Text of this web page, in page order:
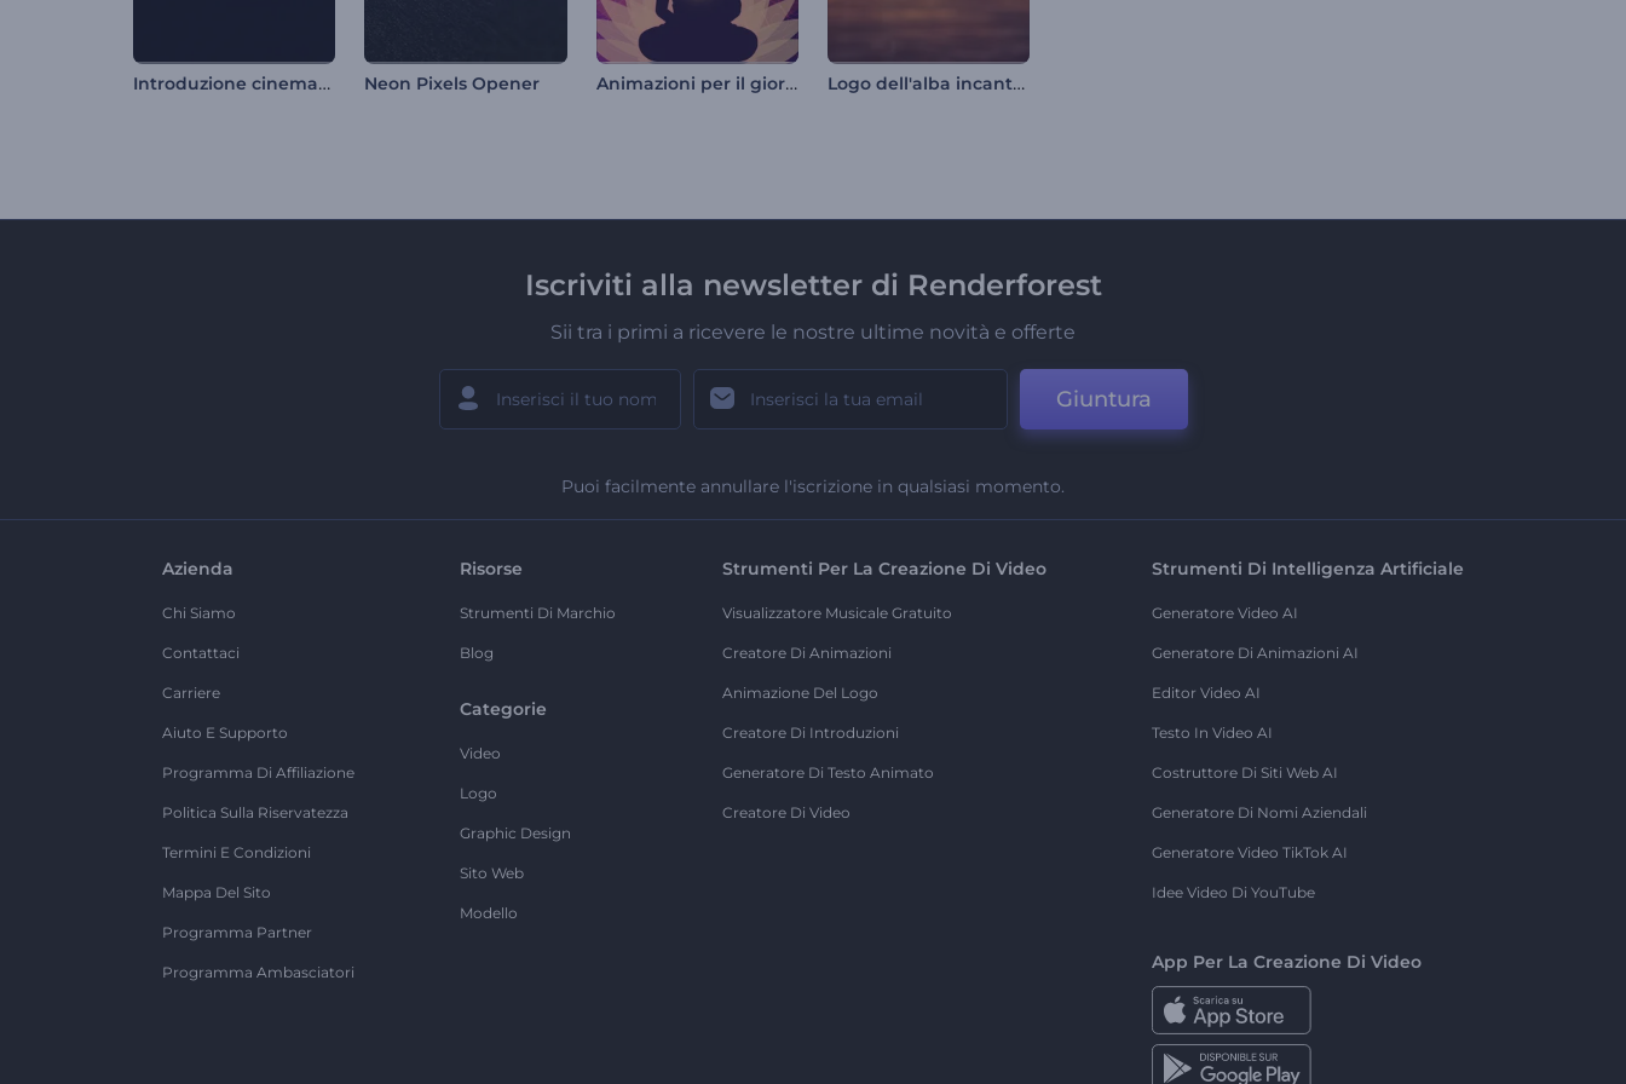
Introduzione cinematografica alla presentazione dell'auto Neon Pixels Opener Animazioni per il giorno di Bodhi Logo dell'alba incantevole
Iscriviti alla newsletter di Renderforest
Sii tra i primi a ricevere le nostre ultime novità e offerte
Giuntura
Puoi facilmente annullare l'iscrizione in qualsiasi momento.
Azienda
Chi Siamo
Contattaci
Carriere
Aiuto E Supporto
Programma Di Affiliazione
Politica Sulla Riservatezza
Termini E Condizioni
Mappa Del Sito
Programma Partner
Programma Ambasciatori
Risorse
Strumenti Di Marchio
Blog
Categorie
Video
Logo
Graphic Design
Sito Web
Modello
Strumenti Per La Creazione Di Video
Visualizzatore Musicale Gratuito
Creatore Di Animazioni
Animazione Del Logo
Creatore Di Introduzioni
Generatore Di Testo Animato
Creatore Di Video
Strumenti Di Intelligenza Artificiale
Generatore Video AI
Generatore Di Animazioni AI
Editor Video AI
Testo In Video AI
Costruttore Di Siti Web AI
Generatore Di Nomi Aziendali
Generatore Video TikTok AI
Idee Video Di YouTube
App Per La Creazione Di Video